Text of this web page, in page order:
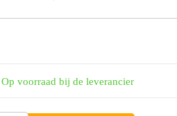
Op voorraad bij de leverancier